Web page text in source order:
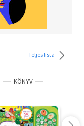
Teljes lista
KÖNYV